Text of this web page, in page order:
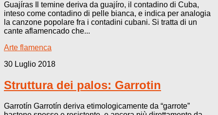
Guajíras Il temine deriva da guajíro, il contadino di Cuba,
inteso come contadino di pelle bianca, e indica per analogia
la canzone popolare fra i contadini cubani. Si tratta di un
cante aflamencado che...
Arte flamenca
30 Luglio 2018
Struttura dei palos: Garrotin
Garrotín Garrotín deriva etimologicamente da “garrote”